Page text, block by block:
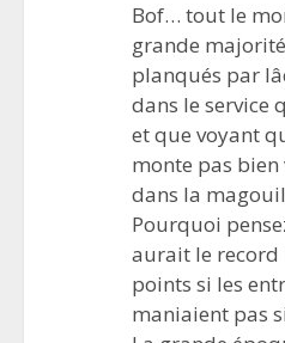
Bof… tout le
grande
planqués par
dans le service
et que voyant
monte pas bien
dans la
Pourquoi
aurait le record
points si les
maniaient pas